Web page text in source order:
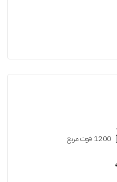
1200 فوت مربع